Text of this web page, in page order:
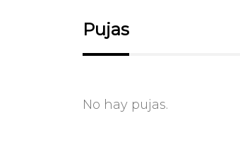
Pujas
No hay pujas.